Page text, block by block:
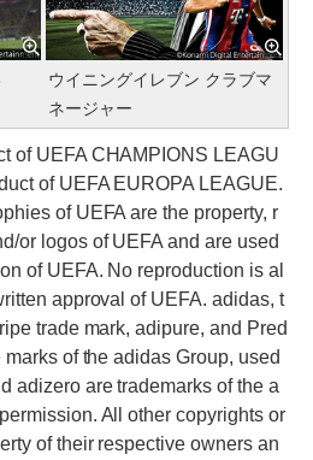
ウイニングイレブン クラブマ
ネージャー
of UEFA CHAMPIONS LEAGU
of UEFA EUROPA LEAGUE.
of UEFA are the property, r
or logos of UEFA and are used
of UEFA. No reproduction is al
approval of UEFA. adidas, t
trade mark, adipure, and Pred
of the adidas Group, used
adizero are trademarks of the a
All other copyrights or
of their respective owners an